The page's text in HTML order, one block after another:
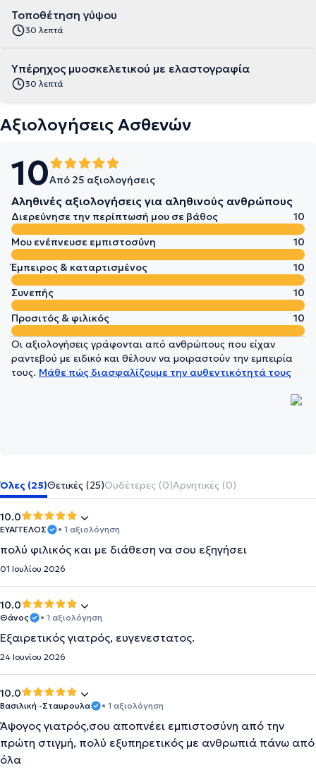
Τοποθέτηση γύψου
30 λεπτά
Υπέρηχος μυοσκελετικού με ελαστογραφία
30 λεπτά
Αξιολογήσεις Ασθενών
10Από 25 αξιολογήσεις
Αληθινές αξιολογήσεις για αληθινούς ανθρώπους
Διερεύνησε την περίπτωσή μου σε βάθος
10
Μου ενέπνευσε εμπιστοσύνη
10
Έμπειρος & καταρτισμένος
10
Συνεπής
10
Προσιτός & φιλικός
10
Οι αξιολογήσεις γράφονται από ανθρώπους που είχαν
ραντεβού με ειδικό και θέλουν να μοιραστούν την εμπειρία
τους. Μάθε πώς διασφαλίζουμε την αυθεντικότητά τους
Όλες (25)Θετικές (25)Ουδέτερες (0)Αρνητικές (0)
10.0
ΕΥΑΓΓΕΛΟΣ • 1 αξιολόγηση
πολύ φιλικός και με διάθεση να σου εξηγήσει
01 Ιουλίου 2026
10.0
Θάνος • 1 αξιολόγηση
Εξαιρετικός γιατρός, ευγενεστατος.
24 Ιουνίου 2026
10.0
Βασιλική -Σταυρουλα • 1 αξιολόγηση
Άψογος γιατρός,σου αποπνέει εμπιστοσύνη από την
πρώτη στιγμή, πολύ εξυπηρετικός με ανθρωπιά πάνω από
όλα